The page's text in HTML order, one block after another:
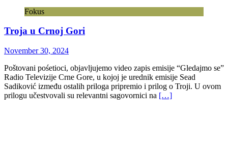
Fokus
Troja u Crnoj Gori
November 30, 2024
Poštovani pośetioci, objavljujemo video zapis emisije “Gledajmo se”
Radio Televizije Crne Gore, u kojoj je urednik emisije Sead
Sadiković između ostalih priloga pripremio i prilog o Troji. U ovom
prilogu učestvovali su relevantni sagovornici na […]